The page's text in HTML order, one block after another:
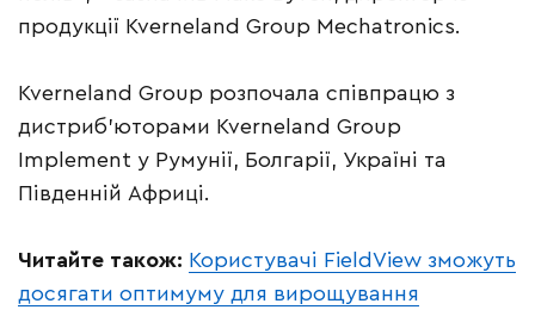
продукції Kverneland Group Mechatronics.
Kverneland Group розпочала співпрацю з
дистриб’юторами Kverneland Group
Implement у Румунії, Болгарії, Україні та
Південній Африці.
Читайте також: Користувачі FieldView зможуть
досягати оптимуму для вирощування